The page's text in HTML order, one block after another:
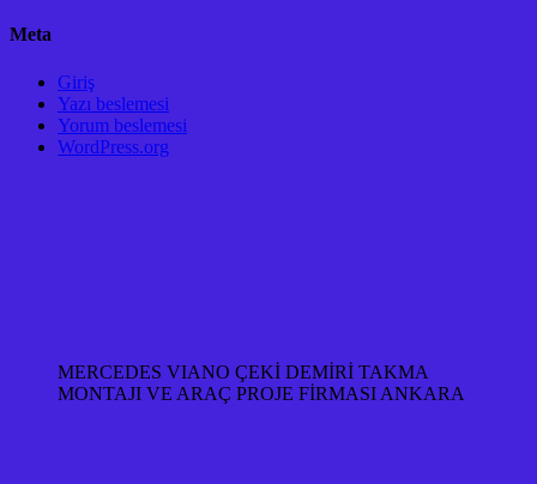
Meta
Giriş
Yazı beslemesi
Yorum beslemesi
WordPress.org
MERCEDES VIANO ÇEKİ DEMİRİ TAKMA
MONTAJI VE ARAÇ PROJE FİRMASI ANKARA